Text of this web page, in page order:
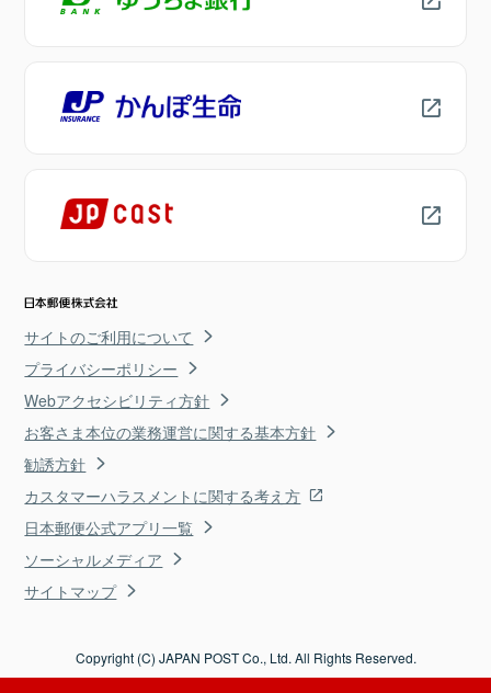
サイトのご利用について
プライバシーポリシー
Webアクセシビリティ方針
お客さま本位の業務運営に関する基本方針
勧誘方針
カスタマーハラスメントに関する考え方
日本郵便公式アプリ一覧
ソーシャルメディア
サイトマップ
Copyright (C) JAPAN POST Co., Ltd. All Rights Reserved.